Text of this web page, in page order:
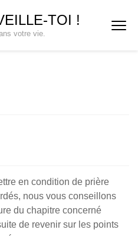
TOI !
votre vie.
en condition de prière
nous vous conseillons
du chapitre concerné
de revenir sur les points